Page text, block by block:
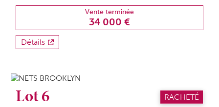
Vente terminée
34 000 €
Détails
Lot 6 RACHETÉ